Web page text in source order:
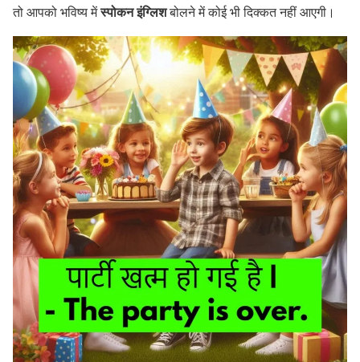
तो आपको भविष्य मेंस्पोकन इंग्लिशबोलने में कोई भी दिक्कत नहीं आएगी।